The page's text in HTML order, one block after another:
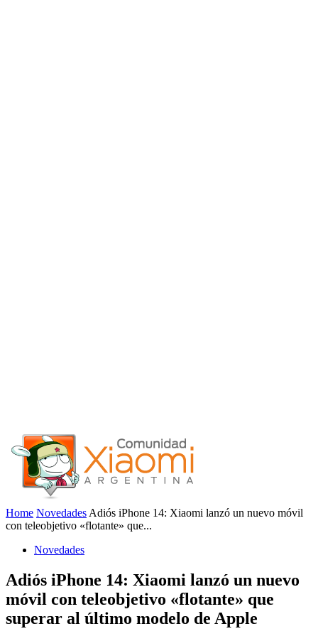
Home Novedades Adiós iPhone 14: Xiaomi lanzó un nuevo móvil
con teleobjetivo «flotante» que...
Novedades
Adiós iPhone 14: Xiaomi lanzó un nuevo
móvil con teleobjetivo «flotante» que
superar al último modelo de Apple